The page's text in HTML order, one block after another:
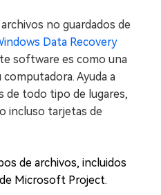
no guardados de
Data Recovery
software es como una
Ayuda a
de todo tipo de lugares,
incluso tarjetas de
de archivos, incluidos
Microsoft Project.